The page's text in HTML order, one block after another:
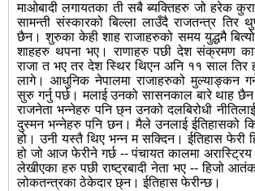
माओबादी लगायतका ती सबै ब्यक्तिहरु जो हरेक
सामन्ती संस्कारको बिल्ला लाउँदै राजतन्त्र तिर
छैन। शुरुका केही शाह राजाहरुको समय युद्धमै
शाहहरु थपना भए। राणाहरु पछी देश संक्रमण
राजा त भए तर देश स्थिर थिएन अनि ११ साल तिर
लागे। आधुनिक नेपालमा राजाहरुको मुल्याङ्कन
सुरु गर्नु पर्छ। मलाई उनको सासनकाल बारे थाह
राजनेता भन्नेहरु पनि छ्न उनको दलबिरोधी
दुस्मन भन्नेहरु पनि छन। मैले उनलाई ईतिहासको
हो। उनी यस्तै थिए भन्न म सक्दिन। ईतिहास फेरी
हो जो आज फेरीने गर्छ -- पंचायत कालमा अरास्ट्रिय
लेखीएका हरु पछी राष्ट्रबादी नेता भए -- हिजो
लोकतन्त्रका ठेकेदार छ्न। ईतिहास फेरीन्छ।